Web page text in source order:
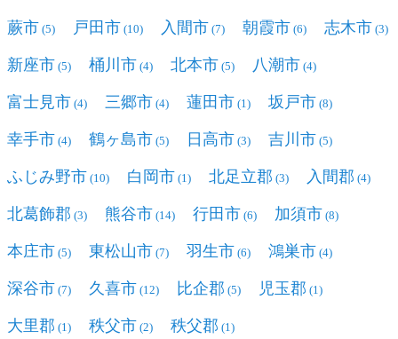
蕨市 (5) 戸田市 (10) 入間市 (7) 朝霞市 (6) 志木市 (3)
新座市 (5) 桶川市 (4) 北本市 (5) 八潮市 (4)
富士見市 (4) 三郷市 (4) 蓮田市 (1) 坂戸市 (8)
幸手市 (4) 鶴ヶ島市 (5) 日高市 (3) 吉川市 (5)
ふじみ野市 (10) 白岡市 (1) 北足立郡 (3) 入間郡 (4)
北葛飾郡 (3) 熊谷市 (14) 行田市 (6) 加須市 (8)
本庄市 (5) 東松山市 (7) 羽生市 (6) 鴻巣市 (4)
深谷市 (7) 久喜市 (12) 比企郡 (5) 児玉郡 (1)
大里郡 (1) 秩父市 (2) 秩父郡 (1)